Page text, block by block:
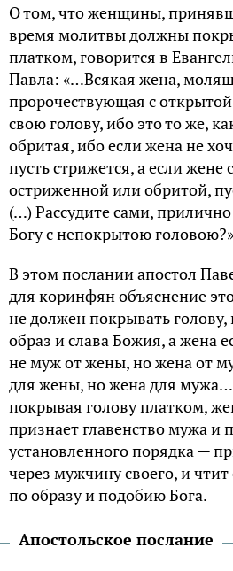
О том, что женщины,
время молитвы должны
платком, говорится в
Павла: «…Всякая жена,
пророчествующая с
свою голову, ибо это то же,
обритая, ибо если жена не
пусть стрижется, а если жене
остриженной или обритой,
(…) Рассудите сами,
Богу с непокрытою головою?»
В этом послании апостол
для коринфян объяснение
не должен покрывать голову,
образ и слава Божия, а жена
не муж от жены, но жена от
для жены, но жена для
покрывая голову платком,
признает главенство мужа и
установленного порядка —
через мужчину своего, и чтит
по образу и подобию Бога.
Апостольское послание